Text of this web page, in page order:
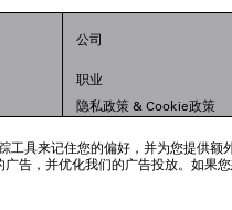
具来记住您的偏好，并为您提供
告，并优化我们的广告投放。如果
公司
职业
隐私政策 & Cookie政策
联合国世界粮食计划署